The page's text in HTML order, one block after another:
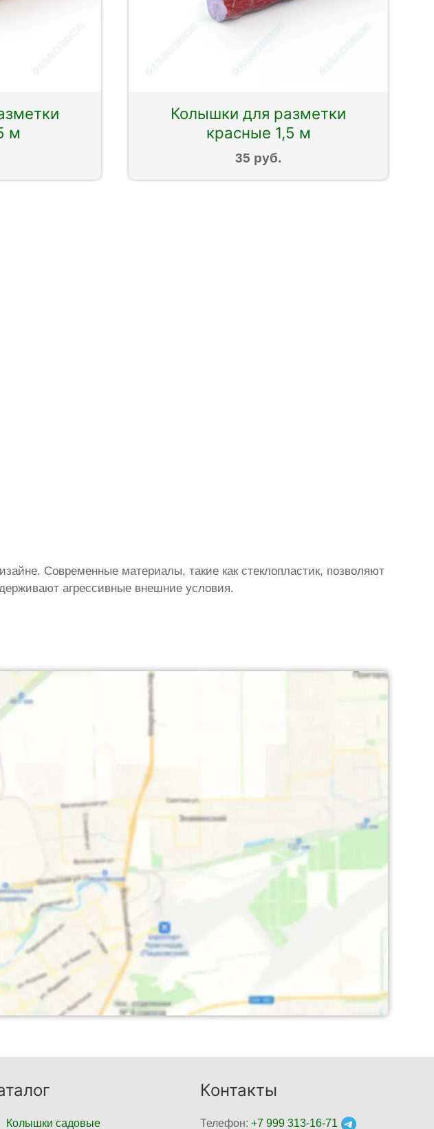
м
Колышки для разметки
красные 1,5 м
35 руб.
Современные материалы, такие как стеклопластик, позволяют
агрессивные внешние условия.
Колышки садовые
Контакты
Телефон:+7 999 313-16-71